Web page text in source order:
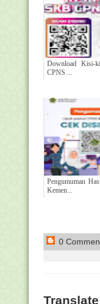
Download Kisi-
CPNS ...
Pengumuman
Kemen...
0
Translate